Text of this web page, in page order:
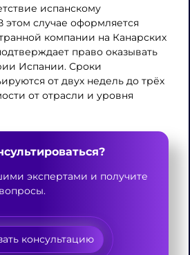
испанскому
этом случае оформляется
компании на Канарских
право оказывать
Испании. Сроки
от двух недель до трёх
от отрасли и уровня
экспертами и получите
консультацию